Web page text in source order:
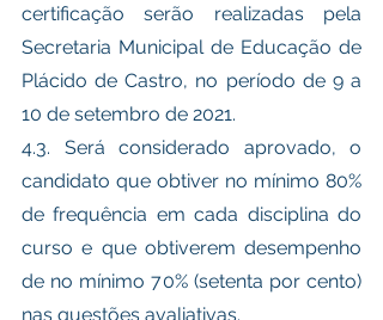
certificação serão realizadas pela
Secretaria Municipal de Educação de
Plácido de Castro, no período de 9 a
10 de setembro de 2021.
4.3. Será considerado aprovado, o
candidato que obtiver no mínimo 80%
de frequência em cada disciplina do
curso e que obtiverem desempenho
de no mínimo 70% (setenta por cento)
nas questões avaliativas.